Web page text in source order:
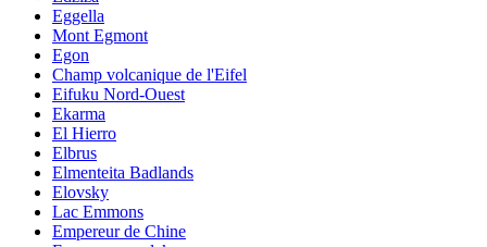
Eggella
Mont Egmont
Egon
Champ volcanique de l'Eifel
Eifuku Nord-Ouest
Ekarma
El Hierro
Elbrus
Elmenteita Badlands
Elovsky
Lac Emmons
Empereur de Chine